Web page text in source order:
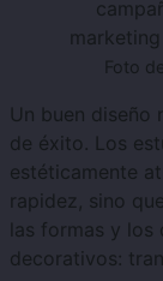
Foto
Un buen diseño
de éxito. Los
estéticamente
rapidez, sino
las formas y los
decorativos: